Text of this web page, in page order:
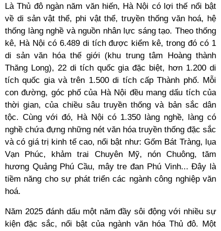
Là Thủ đô ngàn năm văn hiến, Hà Nội có lợi thế nổi bật
về di sản vật thể, phi vật thể, truyền thống văn hoá, hệ
thống làng nghề và nguồn nhân lực sáng tạo. Theo thống
kê, Hà Nội có 6.489 di tích được kiểm kê, trong đó có 1
di sản văn hóa thế giới (khu trung tâm Hoàng thành
Thăng Long), 22 di tích quốc gia đặc biệt, hơn 1.200 di
tích quốc gia và trên 1.500 di tích cấp Thành phố. Mỗi
con đường, góc phố của Hà Nội đều mang dấu tích của
thời gian, của chiều sâu truyền thống và bản sắc dân
tộc. Cùng với đó, Hà Nội có 1.350 làng nghề, làng có
nghề chứa đựng những nét văn hóa truyền thống đặc sắc
và có giá trị kinh tế cao, nổi bật như: Gốm Bát Tràng, lụa
Vạn Phúc, khảm trai Chuyên Mỹ, nón Chuông, tăm
hương Quảng Phú Cầu, mây tre đan Phú Vinh... Đây là
tiềm năng cho sự phát triển các ngành công nghiệp văn
hoá.
Năm 2025 đánh dấu một năm đầy sôi động với nhiều sự
kiện đặc sắc, nổi bật của ngành văn hóa Thủ đô. Một